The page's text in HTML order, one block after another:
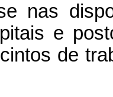
nas
e
de